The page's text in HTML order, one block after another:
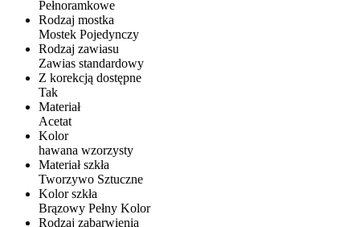
Pełnoramkowe
Rodzaj mostka
Mostek Pojedynczy
Rodzaj zawiasu
Zawias standardowy
Z korekcją dostępne
Tak
Materiał
Acetat
Kolor
hawana wzorzysty
Materiał szkła
Tworzywo Sztuczne
Kolor szkła
Brązowy Pełny Kolor
Rodzaj zabarwienia